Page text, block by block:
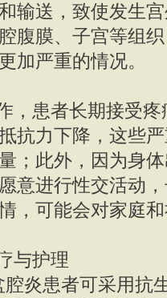
输送，致使发生
腹膜、子宫等组
加严重的情况。
患者长期接受疼
抗力下降，这些
；此外，因为身
意进行性交活动
，可能会对家庭
与护理
炎患者可采用抗